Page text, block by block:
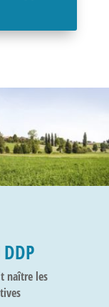
DDP
naître les